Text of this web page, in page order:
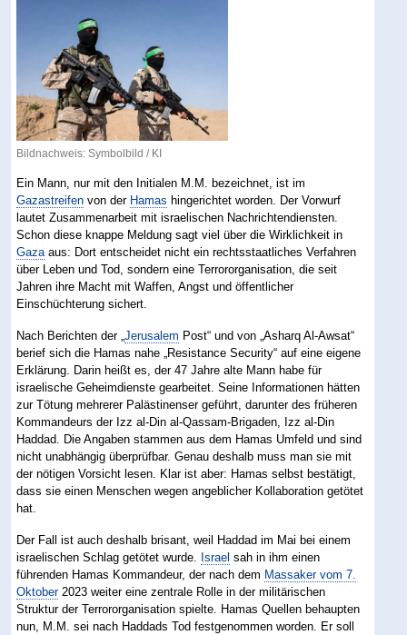
Bildnachweis: Symbolbild / KI
Ein Mann, nur mit den Initialen M.M. bezeichnet, ist im
Gazastreifen von der Hamas hingerichtet worden. Der Vorwurf
lautet Zusammenarbeit mit israelischen Nachrichtendiensten.
Schon diese knappe Meldung sagt viel über die Wirklichkeit in
Gaza aus: Dort entscheidet nicht ein rechtsstaatliches Verfahren
über Leben und Tod, sondern eine Terrororganisation, die seit
Jahren ihre Macht mit Waffen, Angst und öffentlicher
Einschüchterung sichert.
Nach Berichten der „Jerusalem Post“ und von „Asharq Al-Awsat“
berief sich die Hamas nahe „Resistance Security“ auf eine eigene
Erklärung. Darin heißt es, der 47 Jahre alte Mann habe für
israelische Geheimdienste gearbeitet. Seine Informationen hätten
zur Tötung mehrerer Palästinenser geführt, darunter des früheren
Kommandeurs der Izz al-Din al-Qassam-Brigaden, Izz al-Din
Haddad. Die Angaben stammen aus dem Hamas Umfeld und sind
nicht unabhängig überprüfbar. Genau deshalb muss man sie mit
der nötigen Vorsicht lesen. Klar ist aber: Hamas selbst bestätigt,
dass sie einen Menschen wegen angeblicher Kollaboration getötet
hat.
Der Fall ist auch deshalb brisant, weil Haddad im Mai bei einem
israelischen Schlag getötet wurde.
Israel sah in ihm einen
führenden Hamas Kommandeur, der nach dem Massaker vom 7.
Oktober2023 weiter eine zentrale Rolle in der militärischen
Struktur der Terrororganisation spielte. Hamas Quellen behaupten
nun, M.M. sei nach Haddads Tod festgenommen worden. Er soll